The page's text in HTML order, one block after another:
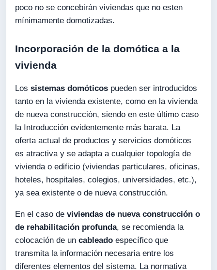
poco no se concebirán viviendas que no esten
mínimamente domotizadas.
Incorporación de la domótica a la
vivienda
Lossistemas domóticos pueden ser introducidos
tanto en la vivienda existente, como en la vivienda
de nueva construcción, siendo en este último caso
la Introducción evidentemente más barata. La
oferta actual de productos y servicios domóticos
es atractiva y se adapta a cualquier topología de
vivienda o edificio (viviendas particulares, oficinas,
hoteles, hospitales, colegios, universidades, etc.),
ya sea existente o de nueva construcción.
En el caso deviviendas de nueva construcción o
de rehabilitación profunda, se recomienda la
colocación de uncableado específico que
transmita la información necesaria entre los
diferentes elementos del sistema. La normativa